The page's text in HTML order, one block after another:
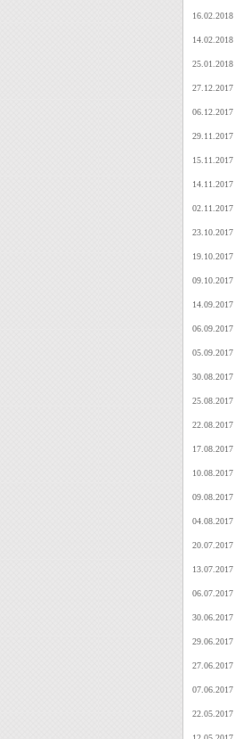
16.02.2018
14.02.2018
25.01.2018
27.12.2017
06.12.2017
29.11.2017
15.11.2017
14.11.2017
02.11.2017
23.10.2017
19.10.2017
09.10.2017
14.09.2017
06.09.2017
05.09.2017
30.08.2017
25.08.2017
22.08.2017
17.08.2017
10.08.2017
09.08.2017
04.08.2017
20.07.2017
13.07.2017
06.07.2017
30.06.2017
29.06.2017
27.06.2017
07.06.2017
22.05.2017